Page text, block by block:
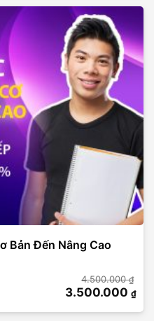
Bản Đến Nâng Cao
4.500.000₫
3.500.000₫